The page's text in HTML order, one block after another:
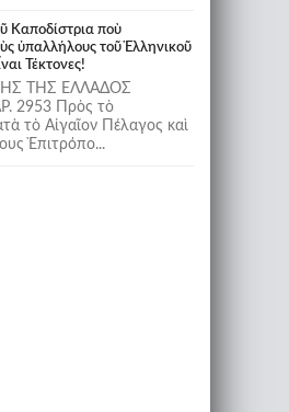
Καποδίστρια ποὺ
ὑπαλλήλους τοῦ Ἑλληνικοῦ
Τέκτονες!
ΤΗΣ ΕΛΛΑΔΟΣ
2953 Πρὸς τὸ
τὸ Αἰγαῖον Πέλαγος καὶ
Ἐπιτρόπο...